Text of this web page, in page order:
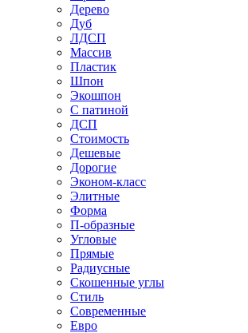
Дерево
Дуб
ЛДСП
Массив
Пластик
Шпон
Экошпон
С патиной
ДСП
Стоимость
Дешевые
Дорогие
Эконом-класс
Элитные
Форма
П-образные
Угловые
Прямые
Радиусные
Скошенные углы
Стиль
Современные
Евро